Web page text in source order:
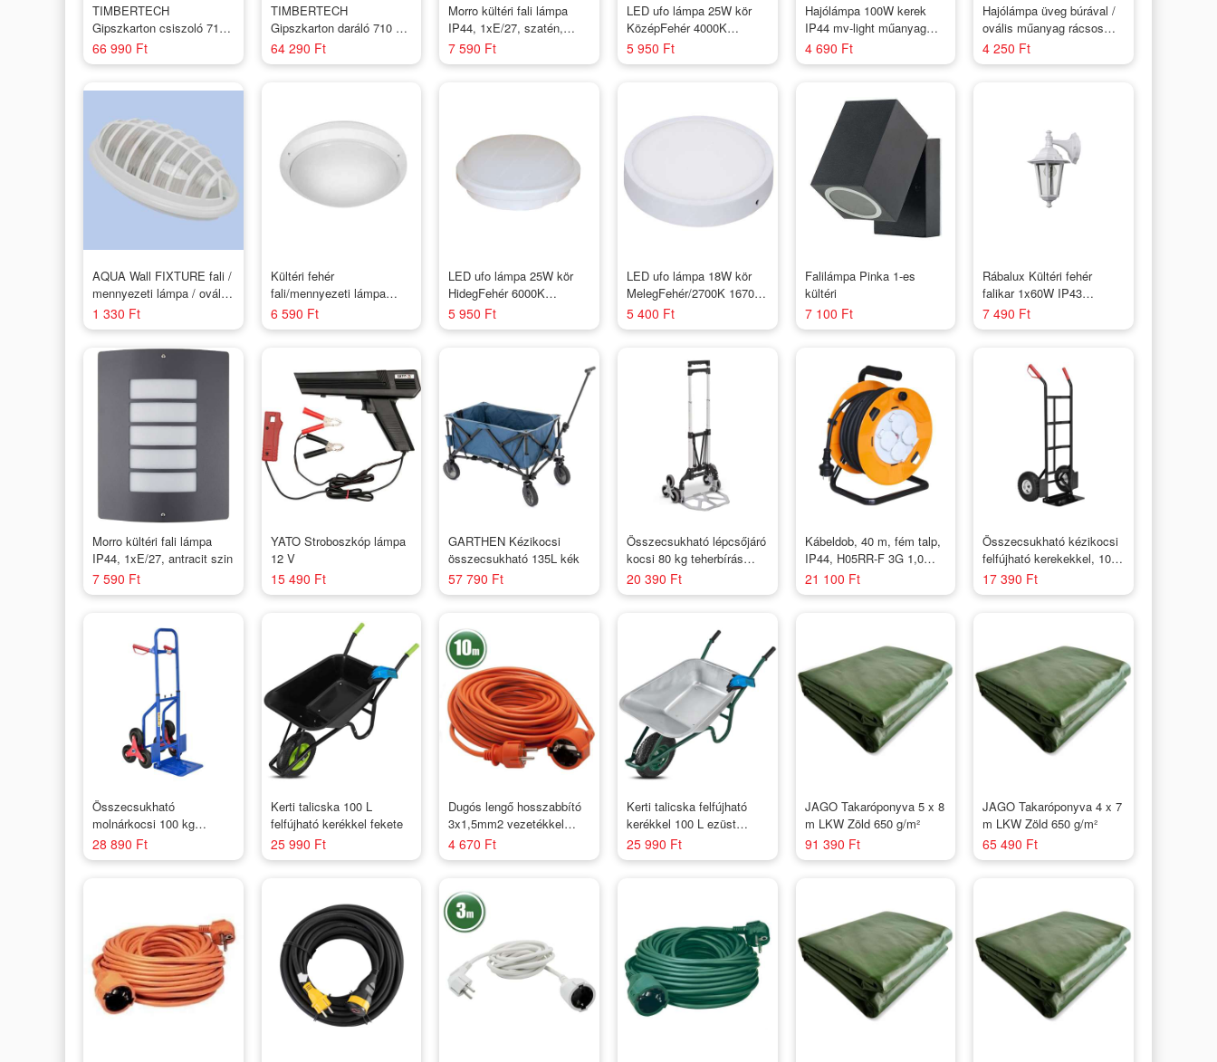
TIMBERTECH
Gipszkarton csiszoló 710
W 6 csiszolókorong
66 990 Ft
TIMBERTECH
Gipszkarton daráló 710 W
Piros
64 290 Ft
Morro kültéri fali lámpa
IP44, 1xE/27, szatén,
nikkel
7 590 Ft
LED ufo lámpa 25W kör
KözépFehér 4000K
2700lumen IP54 vizálló
2év garancia
5 950 Ft
Hajólámpa 100W kerek
IP44 mv-light műanyag
lámpatest
4 690 Ft
Hajólámpa üveg búrával /
ovális műanyag rácsos
60W IP44 Fehér/Mv-light
4 250 Ft
AQUA Wall FIXTURE fali /
mennyezeti lámpa / ovális
26W IP54 E27 Fehér
1 330 Ft
Kültéri fehér
fali/mennyezeti lámpa
MARC DL-60 IP54 max 60
W
6 590 Ft
LED ufo lámpa 25W kör
HidegFehér 6000K
3000lumen IP54 vizálló
2év garancia
5 950 Ft
LED ufo lámpa 18W kör
MelegFehér/2700K 1670
lumen IP20 2 év garancia
5 400 Ft
Falilámpa Pinka 1-es
kültéri
7 100 Ft
Rábalux Kültéri fehér
falikar 1x60W IP43
/Velence/
7 490 Ft
Morro kültéri fali lámpa
IP44, 1xE/27, antracit szin
7 590 Ft
YATO Stroboszkóp lámpa
12 V
15 490 Ft
GARTHEN Kézikocsi
összecsukható 135L kék
57 790 Ft
Összecsukható lépcsőjáró
kocsi 80 kg teherbírás
teleszkópos
20 390 Ft
Kábeldob, 40 m, fém talp,
IP44, H05RR-F 3G 1,0
mm2 gumi kábel, max.
2300 W, 4 aljzat
21 100 Ft
Összecsukható kézikocsi
felfújható kerekekkel, 100
kg teher
17 390 Ft
Összecsukható
molnárkocsi 100 kg
csillagkerekekkel
28 890 Ft
Kerti talicska 100 L
felfújható kerékkel fekete
25 990 Ft
Dugós lengő hosszabbító
3x1,5mm2 vezetékkel
10m H05VV-F / Narancs
(földelt)
4 670 Ft
Kerti talicska felfújható
kerékkel 100 L ezüst
színű
25 990 Ft
JAGO Takaróponyva 5 x 8
m LKW Zöld 650 g/m²
91 390 Ft
JAGO Takaróponyva 4 x 7
m LKW Zöld 650 g/m²
65 490 Ft